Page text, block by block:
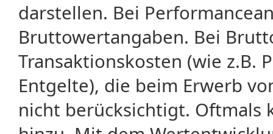
darstellen. Bei
Bruttowertangaben. Bei
Transaktionskosten (wie z.B.
Entgelte), die beim Erwerb
nicht berücksichtigt. Oftmals